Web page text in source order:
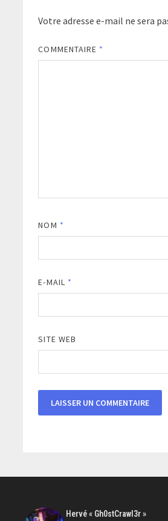
Votre adresse e-mail ne sera
COMMENTAIRE *
NOM *
E-MAIL *
SITE WEB
Hervé « Gh0stCrawl3r »